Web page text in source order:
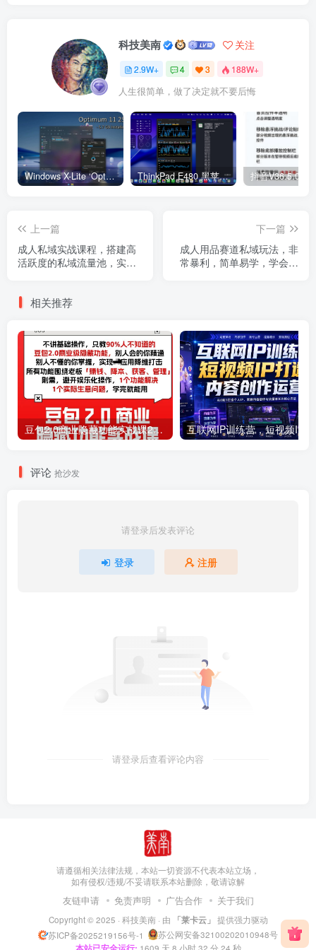
科技美南 关注
2.9W+ 4 3 188W+
人生很简单，做了决定就不要后悔
Windows X-Lite ‘Optimum 11’ 25H2 Pro v2 ThinkPad E480 黑苹果完美Tahoe的EFI分享（2026.03.01更新） 抖音V36.5.0 内
上一篇
成人私域实战课程，搭建高
活跃度的私域流量池，实现
下一篇
成人用品赛道私域玩法，非
常暴利，简单易学，学会了
相关推荐
豆包2.0商业隐藏功能实战课2026，1个功能解决1个实际生意问题，学完就能用
评论 抢沙发
请登录后发表评论
登录 注册
请登录后查看评论内容
请遵循相关法律法规，本站一切资源不代表本站立场，
如有侵权/违规/不妥请联系本站删除，敬请谅解
友链申请 免责声明 广告合作 关于我们
Copyright © 2025 · 科技美南 · 由 「莱卡云」 提供强力驱动
苏ICP备2025219156号-1
苏公网安备32100202010948号
1609 天 8 小时32 分 25 秒